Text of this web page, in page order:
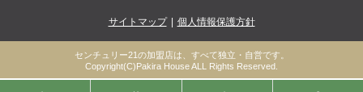
サイトマップ 個人情報保護方針
センチュリー21の加盟店は、すべて独立・自営です。
Copyright(C)Pakira House ALL Rights Reserved.